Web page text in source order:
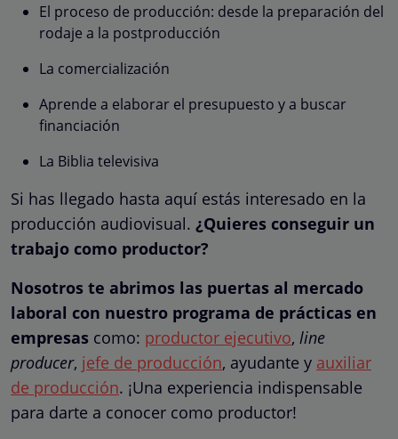
El proceso de producción: desde la preparación del
rodaje a la postproducción
La comercialización
Aprende a elaborar el presupuesto y a buscar
financiación
La Biblia televisiva
Si has llegado hasta aquí estás interesado en la
producción audiovisual. ¿Quieres conseguir un
trabajo como productor?
Nosotros te abrimos las puertas al mercado
laboral con nuestro programa de prácticas en
empresas como: productor ejecutivo, line
producer, jefe de producción, ayudante y auxiliar
de producción. ¡Una experiencia indispensable
para darte a conocer como productor!